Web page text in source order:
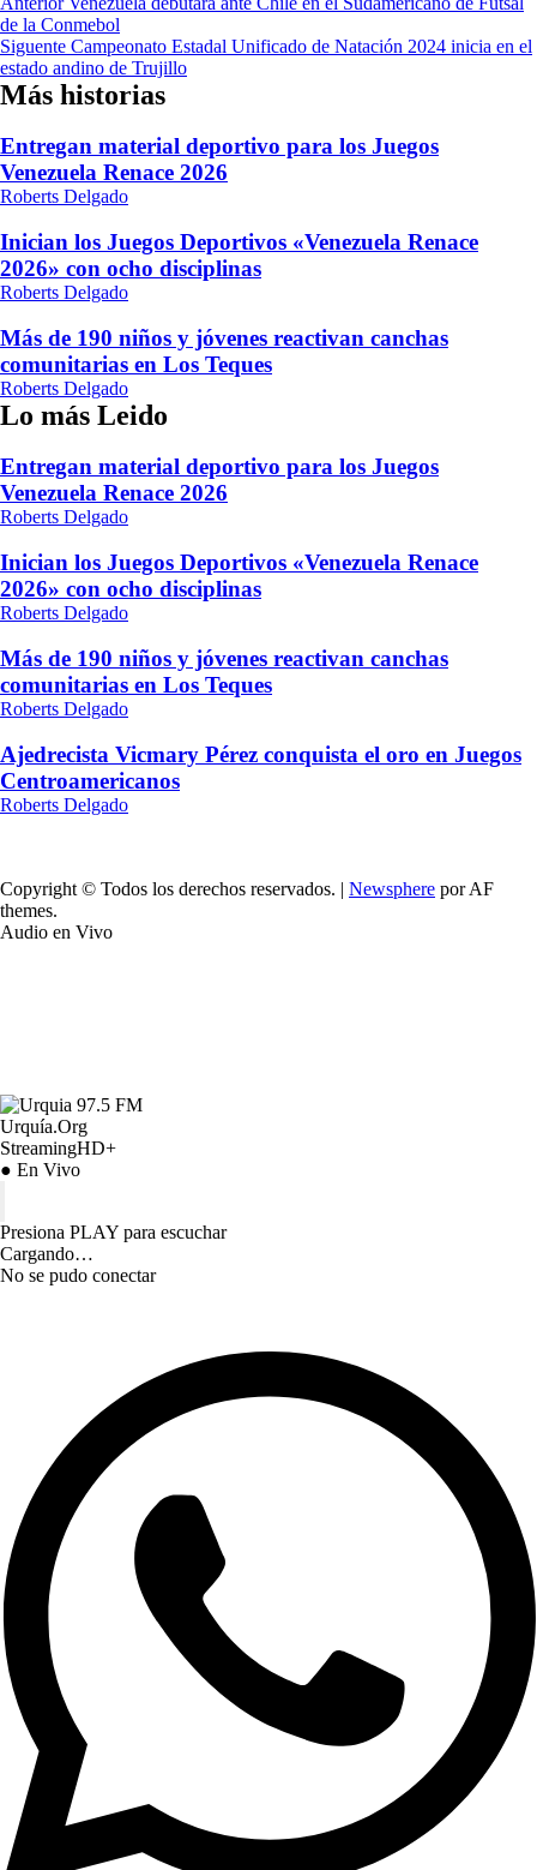
Navegación
de
entradas
de la Conmebol
Siguente Campeonato Estadal Unificado de Natación 2024 inicia en el
estado andino de Trujillo
Más historias
Entregan material deportivo para los Juegos
Venezuela Renace 2026
Roberts Delgado
Inician los Juegos Deportivos «Venezuela Renace
2026» con ocho disciplinas
Roberts Delgado
Más de 190 niños y jóvenes reactivan canchas
comunitarias en Los Teques
Roberts Delgado
Lo más Leido
Entregan material deportivo para los Juegos
Venezuela Renace 2026
Roberts Delgado
Inician los Juegos Deportivos «Venezuela Renace
2026» con ocho disciplinas
Roberts Delgado
Más de 190 niños y jóvenes reactivan canchas
comunitarias en Los Teques
Roberts Delgado
Ajedrecista Vicmary Pérez conquista el oro en Juegos
Centroamericanos
Roberts Delgado
Copyright © Todos los derechos reservados. | Newsphere por AF
themes.
Audio en Vivo
Urquía.Org
StreamingHD+
● En Vivo
Presiona PLAY para escuchar
Cargando…
No se pudo conectar